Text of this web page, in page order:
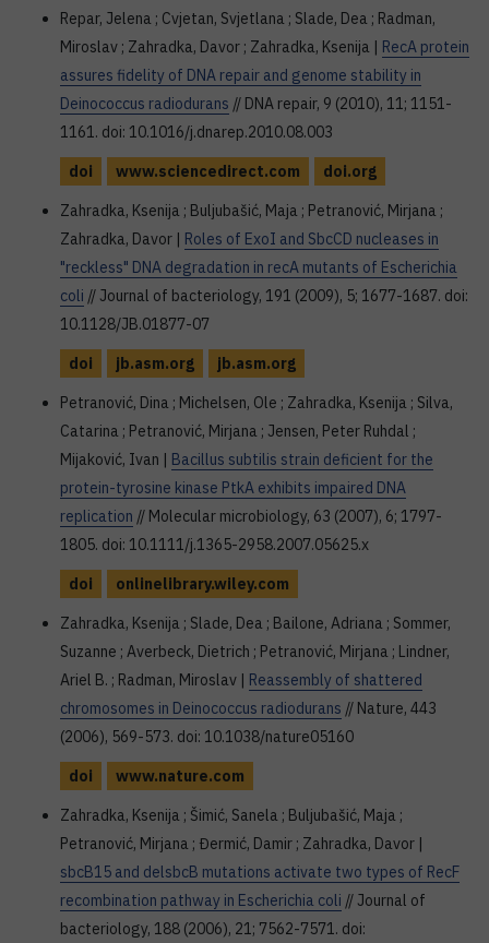
Repar, Jelena ; Cvjetan, Svjetlana ; Slade, Dea ; Radman,
Miroslav ; Zahradka, Davor ; Zahradka, Ksenija | RecA protein
assures fidelity of DNA repair and genome stability in
Deinococcus radiodurans // DNA repair, 9 (2010), 11; 1151-
1161. doi: 10.1016/j.dnarep.2010.08.003
doi
www.sciencedirect.com
doi.org
Zahradka, Ksenija ; Buljubašić, Maja ; Petranović, Mirjana ;
Zahradka, Davor | Roles of ExoI and SbcCD nucleases in
"reckless" DNA degradation in recA mutants of Escherichia
coli // Journal of bacteriology, 191 (2009), 5; 1677-1687. doi:
10.1128/JB.01877-07
doi
jb.asm.org
jb.asm.org
Petranović, Dina ; Michelsen, Ole ; Zahradka, Ksenija ; Silva,
Catarina ; Petranović, Mirjana ; Jensen, Peter Ruhdal ;
Mijaković, Ivan | Bacillus subtilis strain deficient for the
protein-tyrosine kinase PtkA exhibits impaired DNA
replication // Molecular microbiology, 63 (2007), 6; 1797-
1805. doi: 10.1111/j.1365-2958.2007.05625.x
doi
onlinelibrary.wiley.com
Zahradka, Ksenija ; Slade, Dea ; Bailone, Adriana ; Sommer,
Suzanne ; Averbeck, Dietrich ; Petranović, Mirjana ; Lindner,
Ariel B. ; Radman, Miroslav | Reassembly of shattered
chromosomes in Deinococcus radiodurans // Nature, 443
(2006), 569-573. doi: 10.1038/nature05160
doi
www.nature.com
Zahradka, Ksenija ; Šimić, Sanela ; Buljubašić, Maja ;
Petranović, Mirjana ; Đermić, Damir ; Zahradka, Davor |
sbcB15 and delsbcB mutations activate two types of RecF
recombination pathway in Escherichia coli // Journal of
bacteriology, 188 (2006), 21; 7562-7571. doi: